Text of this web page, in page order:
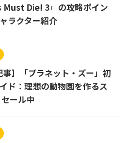
Must Die! 3』の攻略ポイン
ラクター紹介
事】「プラネット・ズー」初
ド：理想の動物園を作るス
ール中